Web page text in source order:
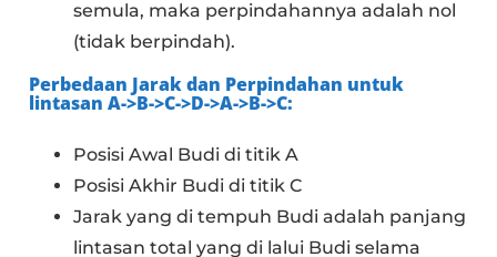
semula, maka perpindahannya adalah nol
(tidak berpindah).
Perbedaan Jarak dan Perpindahan untuk
lintasan A->B->C->D->A->B->C:
Posisi Awal Budi di titik A
Posisi Akhir Budi di titik C
Jarak yang di tempuh Budi adalah panjang
lintasan total yang di lalui Budi selama